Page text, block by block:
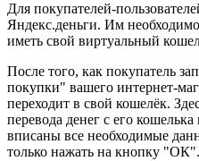
Для покупателей-
Яндекс.деньги. Им
иметь свой виртуальный
После того, как покупатель
покупки" вашего интернет-
переходит в свой кошелёк.
перевода денег с его
вписаны все необходимые
только нажать на кнопку "ОК".